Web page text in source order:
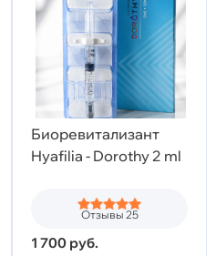
Биоревитализант
Hyafilia - Dorothy 2 ml
Отзывы 25
1 700 руб.